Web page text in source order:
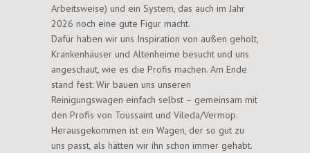
Arbeitsweise) und ein System, das auch im Jahr
2026 noch eine gute Figur macht.
Dafür haben wir uns Inspiration von außen geholt,
Krankenhäuser und Altenheime besucht und uns
angeschaut, wie es die Profis machen. Am Ende
stand fest: Wir bauen uns unseren
Reinigungswagen einfach selbst – gemeinsam mit
den Profis von Toussaint und Vileda/Vermop.
Herausgekommen ist ein Wagen, der so gut zu
uns passt, als hätten wir ihn schon immer gehabt.